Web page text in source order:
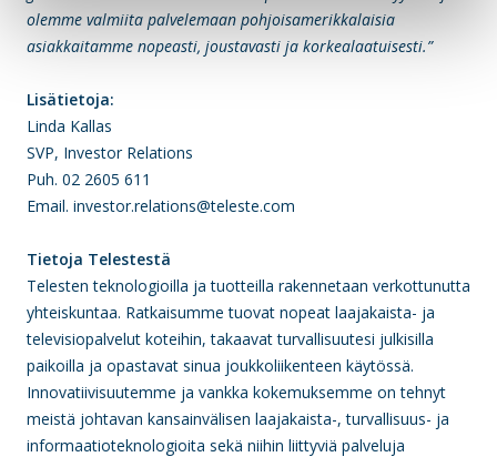
olemme valmiita palvelemaan pohjoisamerikkalaisia
asiakkaitamme nopeasti, joustavasti ja korkealaatuisesti.”
Lisätietoja:
Linda Kallas
SVP, Investor Relations
Puh. 02 2605 611
Email. investor.relations@teleste.com
Tietoja Telestestä
Telesten teknologioilla ja tuotteilla rakennetaan verkottunutta
yhteiskuntaa. Ratkaisumme tuovat nopeat laajakaista- ja
televisiopalvelut koteihin, takaavat turvallisuutesi julkisilla
paikoilla ja opastavat sinua joukkoliikenteen käytössä.
Innovatiivisuutemme ja vankka kokemuksemme on tehnyt
meistä johtavan kansainvälisen laajakaista-, turvallisuus- ja
informaatioteknologioita sekä niihin liittyviä palveluja